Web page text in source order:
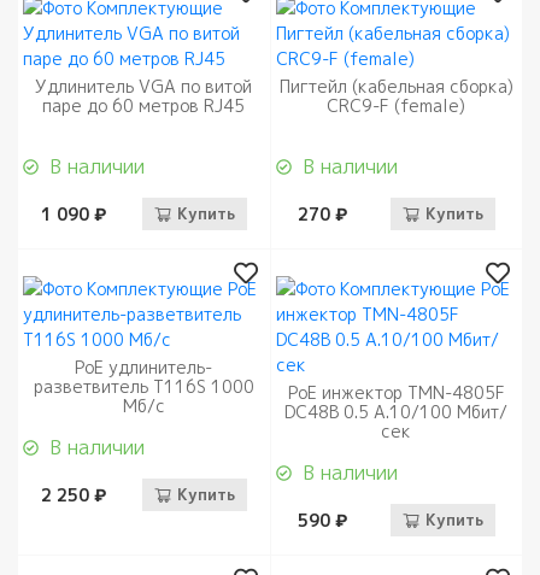
Удлинитель VGA по витой
паре до 60 метров RJ45
В наличии
1 090 ₽ Купить
Пигтейл (кабельная сборка)
CRC9-F (female)
В наличии
270 ₽ Купить
PoE удлинитель-
разветвитель T116S 1000
Мб/с
В наличии
2 250 ₽ Купить
PoE инжектор TMN-4805F
DC48В 0.5 A.10/100 Мбит/
сек
В наличии
590 ₽ Купить